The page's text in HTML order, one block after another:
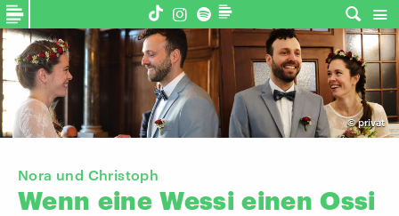
©privat
Nora und Christoph
Wenn eine Wessi einen Ossi